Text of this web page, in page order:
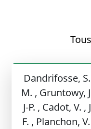
Tous
Dandrifosse,
M. , Gruntowy,
J-P. , Cadot, V.
F. , Planchon,